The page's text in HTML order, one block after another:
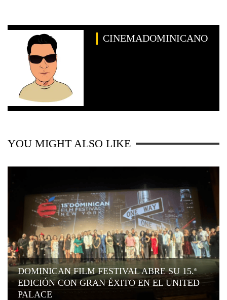
CINEMADOMINICANO
YOU MIGHT ALSO LIKE
DOMINICAN FILM FESTIVAL ABRE SU 15.ª
EDICIÓN CON GRAN ÉXITO EN EL UNITED
PALACE